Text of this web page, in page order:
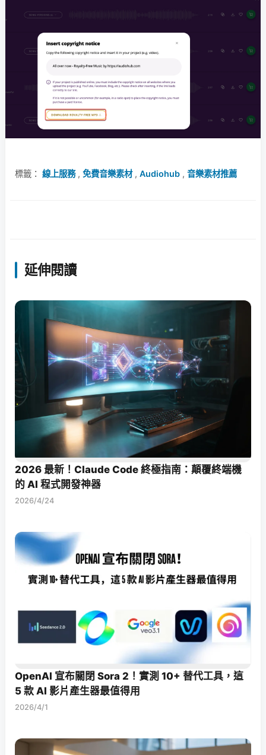
標籤： 線上服務, 免費音樂素材, Audiohub , 音樂素材推薦
延伸閱讀
2026 最新！Claude Code 終極指南：顛覆終端機
的 AI 程式開發神器
2026/4/24
OpenAI 宣布關閉 Sora 2！實測 10+ 替代工具，這
5 款 AI 影片產生器最值得用
2026/4/1